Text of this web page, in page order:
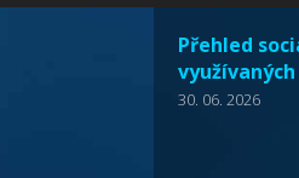
Přehled
30. 06. 2026